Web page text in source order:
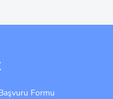
Formu